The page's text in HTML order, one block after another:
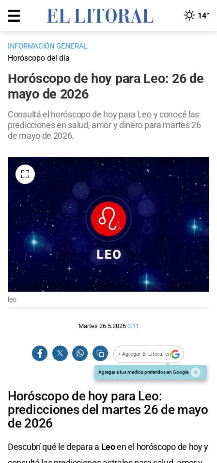
14°
INFORMACIÓN GENERAL
Horóscopo del día
Horóscopo de hoy para Leo: 26 de
mayo de 2026
Consultá el horóscopo de hoy para Leo y conocé las
predicciones en salud, amor y dinero para martes 26
de mayo de 2026.
leo
Martes 26.5.2026 3:11
+ Agregar El Litoral en
Agregar a tus medios preferidos en Google
Horóscopo de hoy para Leo:
predicciones del martes 26 de mayo
de 2026
Descubrí qué le depara a Leoen el horóscopo de hoy y